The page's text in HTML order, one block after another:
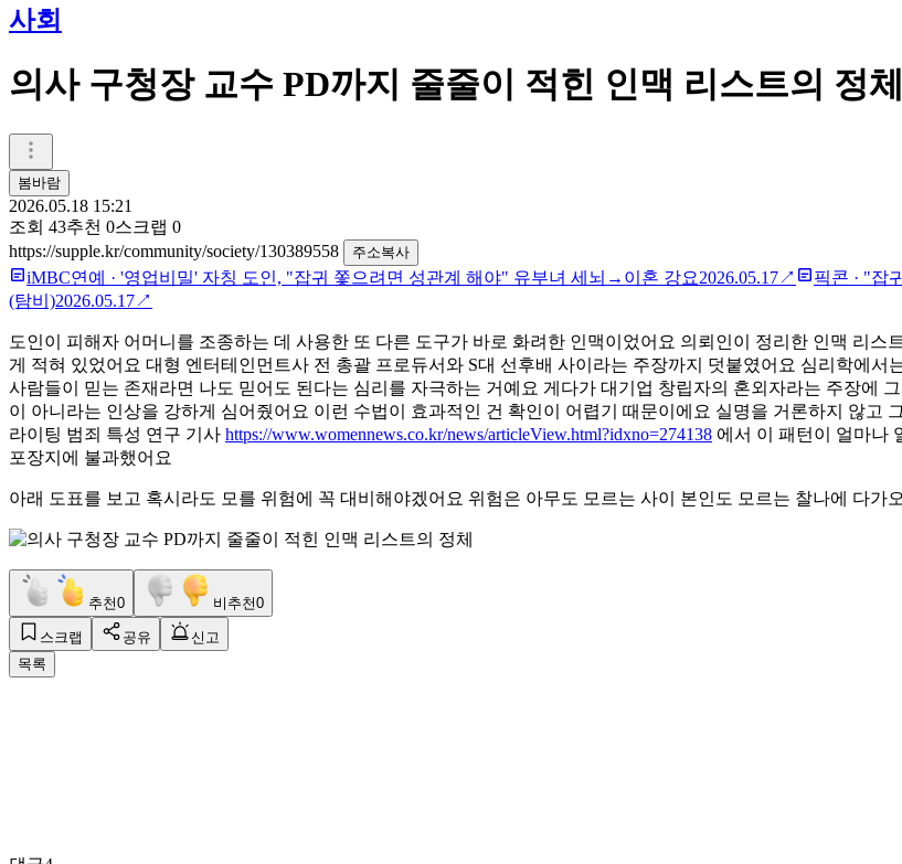
사회
의사 구청장 교수 PD까지 줄줄이 적힌 인맥 리스트의 정체
봄바람
2026.05.18 15:21
조회 43추천 0스크랩 0
https://supple.kr/community/society/130389558
주소복사
iMBC연예 · '영업비밀' 자칭 도인, "잡귀 쫓으려면 성관계 해야" 유부녀 세뇌→이혼 강요2026.05.17↗ 픽콘 · "잡
(탐비)2026.05.17↗
도인이 피해자 어머니를 조종하는 데 사용한 또 다른 도구가 바로 화려한 인맥이었어요 의뢰인이 정리한 인맥 리
게 적혀 있었어요 대형 엔터테인먼트사 전 총괄 프로듀서와 S대 선후배 사이라는 주장까지 덧붙였어요 심리학에
사람들이 믿는 존재라면 나도 믿어도 된다는 심리를 자극하는 거예요 게다가 대기업 창립자의 혼외자라는 주장에
이 아니라는 인상을 강하게 심어줬어요 이런 수법이 효과적인 건 확인이 어렵기 때문이에요 실명을 거론하지 않고
라이팅 범죄 특성 연구 기사 https://www.womennews.co.kr/news/articleView.html?idxno=274138 에서 이 패턴이 얼마나
포장지에 불과했어요
아래 도표를 보고 혹시라도 모를 위험에 꼭 대비해야겠어요 위험은 아무도 모르는 사이 본인도 모르는 찰나에 다가
추천0 비추천0
스크랩 공유
신고
목록